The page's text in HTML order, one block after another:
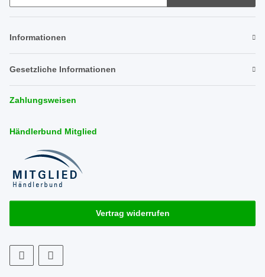
Informationen
Gesetzliche Informationen
Zahlungsweisen
Händlerbund Mitglied
Vertrag widerrufen